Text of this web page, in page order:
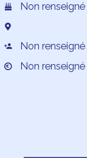
Non renseigné
Non renseigné
Non renseigné